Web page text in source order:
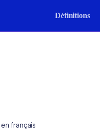
Définitions
français